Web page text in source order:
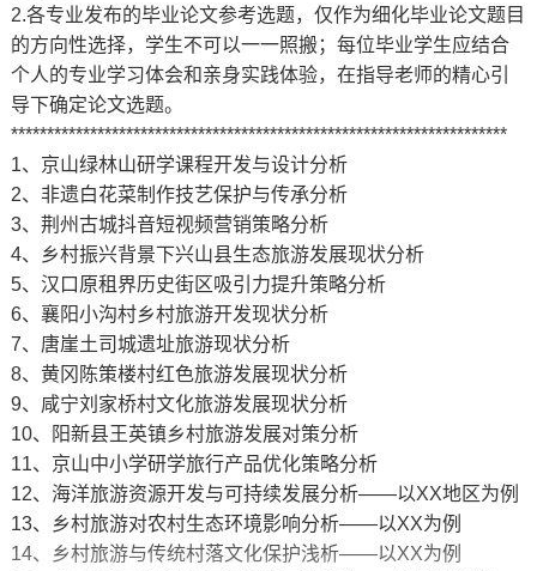
2.各专业发布的毕业论文参考选题，仅作为细化毕业论文题目
的方向性选择，学生不可以一一照搬；每位毕业学生应结合
个人的专业学习体会和亲身实践体验，在指导老师的精心引
导下确定论文选题。
*********************************************************************
1、京山绿林山研学课程开发与设计分析
2、非遗白花菜制作技艺保护与传承分析
3、荆州古城抖音短视频营销策略分析
4、乡村振兴背景下兴山县生态旅游发展现状分析
5、汉口原租界历史街区吸引力提升策略分析
6、襄阳小沟村乡村旅游开发现状分析
7、唐崖土司城遗址旅游现状分析
8、黄冈陈策楼村红色旅游发展现状分析
9、咸宁刘家桥村文化旅游发展现状分析
10、阳新县王英镇乡村旅游发展对策分析
11、京山中小学研学旅行产品优化策略分析
12、海洋旅游资源开发与可持续发展分析——以XX地区为例
13、乡村旅游对农村生态环境影响分析——以XX为例
14、乡村旅游与传统村落文化保护浅析——以XX为例